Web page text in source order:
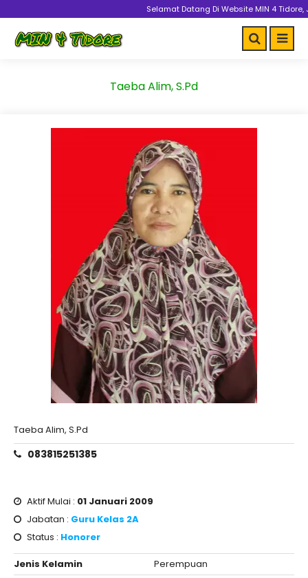
Selamat Datang Di Website MIN 4 Tidore,
Taeba Alim, S.Pd
Taeba Alim, S.Pd
083815251385
Aktif Mulai : 01 Januari 2009
Jabatan : Guru Kelas 2A
Status : Honorer
Jenis Kelamin
Perempuan